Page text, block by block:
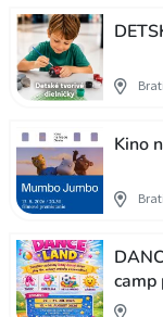
Kino